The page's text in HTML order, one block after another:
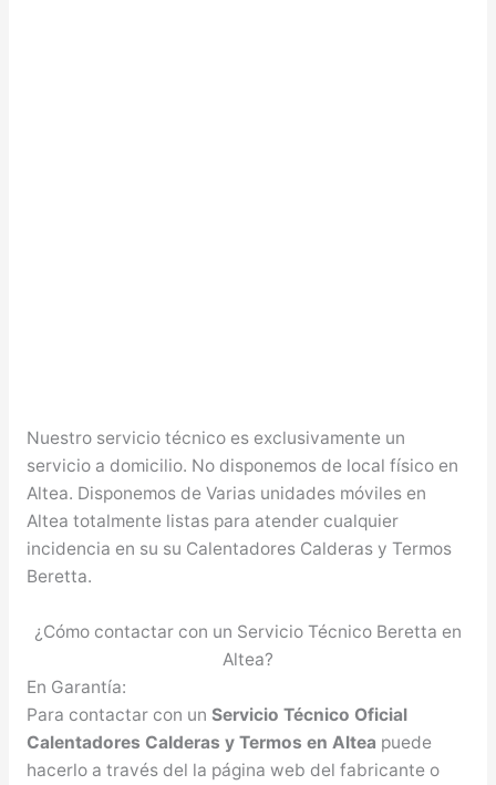
Nuestro servicio técnico es exclusivamente un
servicio a domicilio. No disponemos de local físico en
Altea. Disponemos de Varias unidades móviles en
Altea totalmente listas para atender cualquier
incidencia en su su Calentadores Calderas y Termos
Beretta.
¿Cómo contactar con un Servicio Técnico Beretta en
Altea?
En Garantía:
Para contactar con un Servicio Técnico Oficial
Calentadores Calderas y Termos en Altea puede
hacerlo a través del la página web del fabricante o